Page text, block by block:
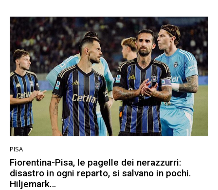
PISA
Fiorentina-Pisa, le pagelle dei nerazzurri:
disastro in ogni reparto, si salvano in pochi.
Hiljemark…